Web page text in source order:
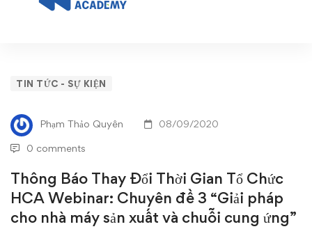
Thông
Báo
Thay
Đổi
Thời
TIN TỨC - SỰ KIỆN
Phạm Thảo Quyên 08/09/2020
0 comments
Thông Báo Thay Đổi Thời Gian Tổ Chức
HCA Webinar: Chuyên đề 3 “Giải pháp
cho nhà máy sản xuất và chuỗi cung ứng”